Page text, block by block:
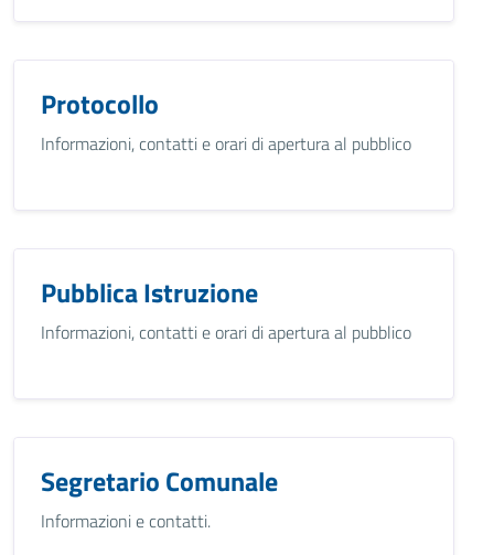
Protocollo
Informazioni, contatti e orari di apertura al pubblico
Pubblica Istruzione
Informazioni, contatti e orari di apertura al pubblico
Segretario Comunale
Informazioni e contatti.